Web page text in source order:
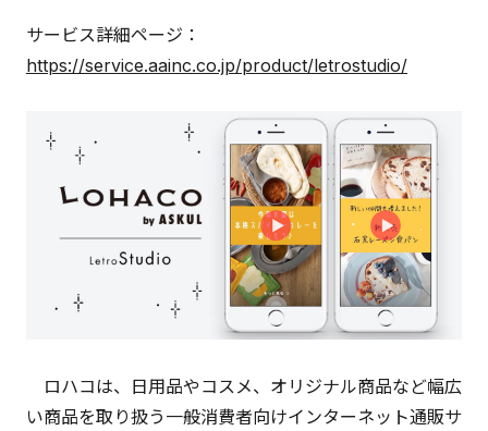
サービス詳細ページ：
https://service.aainc.co.jp/product/letrostudio/
ロハコは、日用品やコスメ、オリジナル商品など幅広
い商品を取り扱う一般消費者向けインターネット通販サ